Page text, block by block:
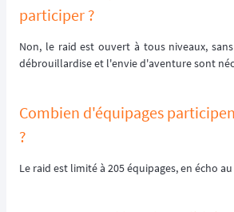
participer ?
Non, le raid est ouvert à tous niveaux,
débrouillardise et l'envie d'aventure sont
Combien d'équipages
?
Le raid est limité à 205 équipages, en écho